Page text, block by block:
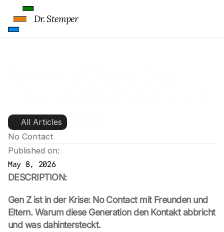
Eltern abbricht
All Articles
No Contact
Published on:
May 8, 2026
DESCRIPTION:
Gen Z ist in der Krise: No Contact mit Freunden und
Eltern. Warum diese Generation den Kontakt abbricht
und was dahintersteckt.
Dr. Stemper